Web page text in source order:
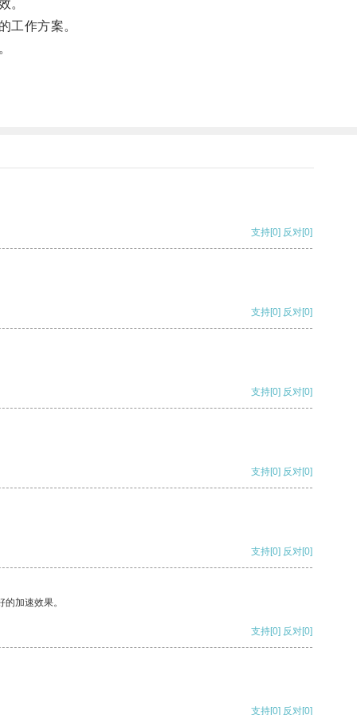
。
作方案。
支持[0] 反对[0]
支持[0] 反对[0]
支持[0] 反对[0]
支持[0] 反对[0]
支持[0] 反对[0]
加速效果。
支持[0] 反对[0]
支持[0] 反对[0]